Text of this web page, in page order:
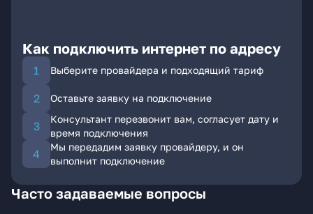
Как подключить интернет по адресу
Выберите провайдера и подходящий тариф
Оставьте заявку на подключение
Консультант перезвонит вам, согласует дату и
время подключения
Мы передадим заявку провайдеру, и он
выполнит подключение
Часто задаваемые вопросы